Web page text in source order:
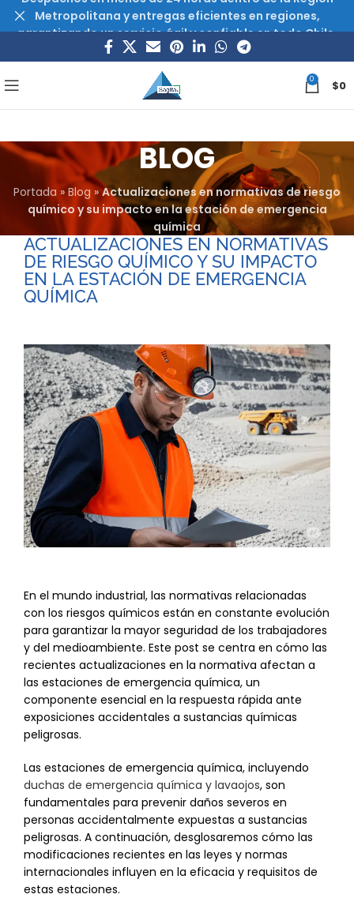
0 $0
BLOG
Portada »Blog »Actualizaciones en normativas de riesgo
químico y su impacto en la estación de emergencia
química
ACTUALIZACIONES EN NORMATIVAS
DE RIESGO QUÍMICO Y SU IMPACTO
EN LA ESTACIÓN DE EMERGENCIA
QUÍMICA
En el mundo industrial, las normativas relacionadas
con los riesgos químicos están en constante evolución
para garantizar la mayor seguridad de los trabajadores
y del medioambiente. Este post se centra en cómo las
recientes actualizaciones en la normativa afectan a
las estaciones de emergencia química, un
componente esencial en la respuesta rápida ante
exposiciones accidentales a sustancias químicas
peligrosas.
Las estaciones de emergencia química, incluyendo
duchas de emergencia química y lavaojos, son
fundamentales para prevenir daños severos en
personas accidentalmente expuestas a sustancias
peligrosas. A continuación, desglosaremos cómo las
modificaciones recientes en las leyes y normas
internacionales influyen en la eficacia y requisitos de
estas estaciones.
Metropolitana y entregas eficientes en regiones,
garantizando un servicio ágil y confiable en todo Chile.